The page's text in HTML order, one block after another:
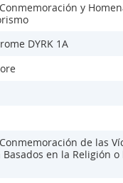
y
DYRK 1A
de las
en la Religión o